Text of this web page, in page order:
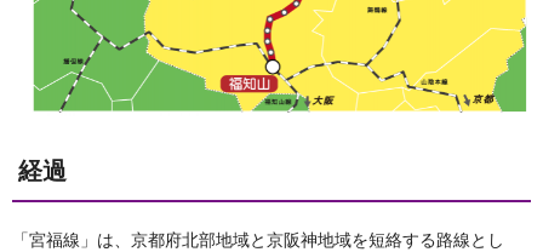
経過
「宮福線」は、京都府北部地域と京阪神地域を短絡する路線とし